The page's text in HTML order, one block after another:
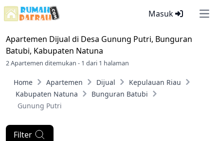
Masuk
Apartemen Dijual di Desa Gunung Putri, Bunguran
Batubi, Kabupaten Natuna
2 Apartemen ditemukan - 1 dari 1 halaman
Home Apartemen Dijual
Kepulauan Riau
Kabupaten Natuna
Bunguran Batubi
Gunung Putri
Filter